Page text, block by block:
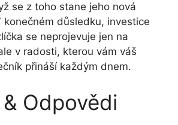
se z toho stane jeho nová
konečném důsledku, investice
se neprojevuje jen na
v radosti, kterou vám váš
přináší každým dnem.
Odpovědi